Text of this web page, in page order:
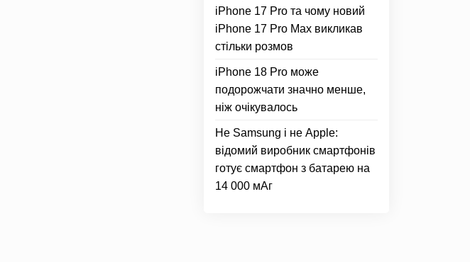
iPhone 17 Pro та чому новий
iPhone 17 Pro Max викликав
стільки розмов
iPhone 18 Pro може
подорожчати значно менше,
ніж очікувалось
Не Samsung і не Apple:
відомий виробник смартфонів
готує смартфон з батарею на
14 000 мАг